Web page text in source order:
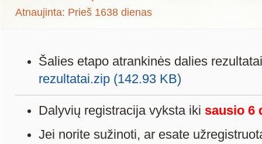
Atnaujinta: Prieš 1638 dienas
Šalies etapo atrankinės dalies
rezultatai.zip (142.93 KB)
Dalyvių registracija vyksta iki sausio 6
Jei norite sužinoti, ar esate